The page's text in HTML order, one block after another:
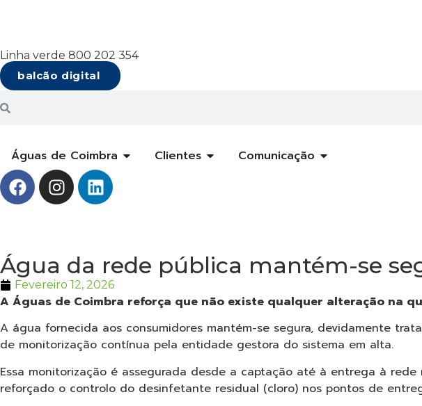
Linha verde 800 202 354
balcão digital
Águas de Coimbra Clientes Comunicação
Água da rede pública mantém-se
Fevereiro 12, 2026
A Águas de Coimbra reforça que não existe qualquer alteração na
A água fornecida aos consumidores mantém-se segura, devidamente
de monitorização contínua pela entidade gestora do sistema em alta.
Essa monitorização é assegurada desde a captação até à entrega à
reforçado o controlo do desinfetante residual (cloro) nos pontos de